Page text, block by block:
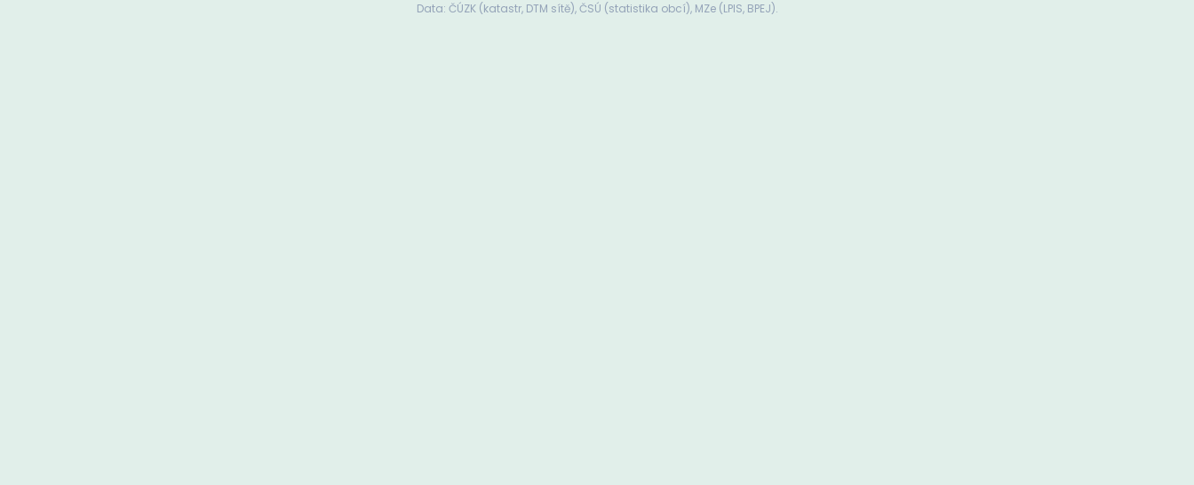
Data: ČÚZK (katastr, DTM sítě), ČSÚ (statistika obcí), MZe (LPIS, BPEJ).